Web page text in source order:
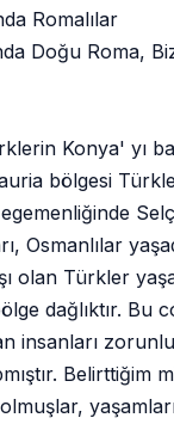
Romalılar
Doğu Roma,
Konya' yı
bölgesi
Osmanlılar
olan Türkler
dağlıktır. Bu
insanları
Belirttiğim